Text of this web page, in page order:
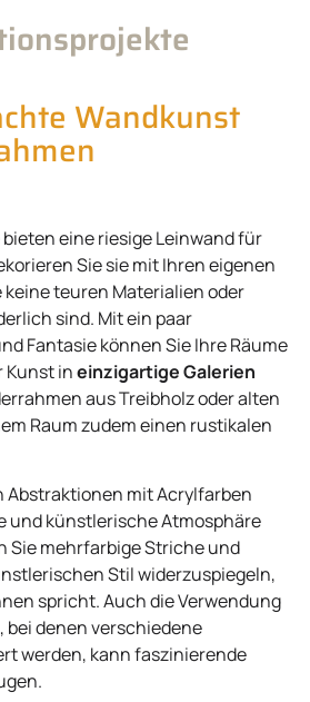
Wandkunst
bieten eine riesige Leinwand für
Sie sie mit Ihren eigenen
teuren Materialien oder
sind. Mit ein paar
Fantasie können Sie Ihre Räume
Kunst ineinzigartige Galerien
aus Treibholz oder alten
Raum zudem einen rustikalen
Abstraktionen mit Acrylfarben
und künstlerische Atmosphäre
Sie mehrfarbige Striche und
Stil widerzuspiegeln,
spricht. Auch die Verwendung
denen verschiedene
werden, kann faszinierende